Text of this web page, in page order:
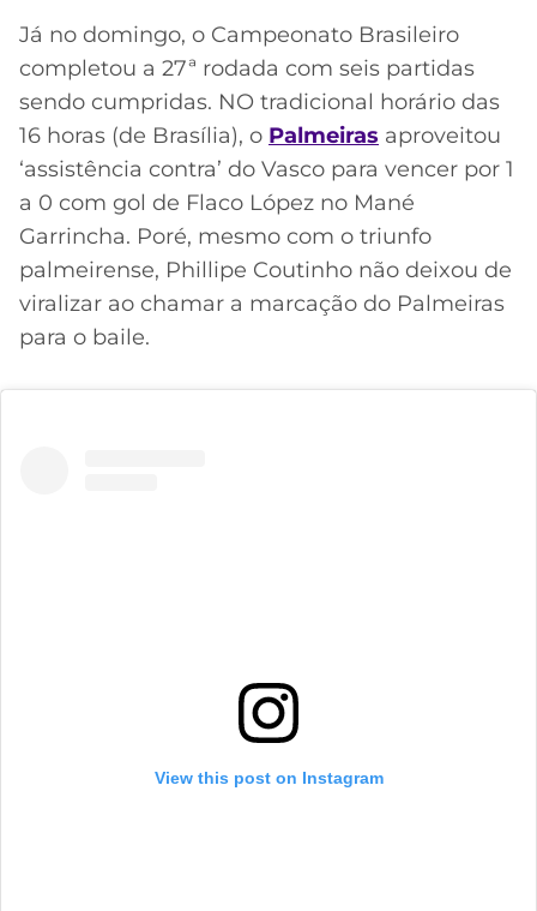
Já no domingo, o Campeonato Brasileiro
completou a 27ª rodada com seis partidas
sendo cumpridas. NO tradicional horário das
16 horas (de Brasília), o Palmeiras aproveitou
‘assistência contra’ do Vasco para vencer por 1
a 0 com gol de Flaco López no Mané
Garrincha. Poré, mesmo com o triunfo
palmeirense, Phillipe Coutinho não deixou de
viralizar ao chamar a marcação do Palmeiras
para o baile.
View this post on Instagram